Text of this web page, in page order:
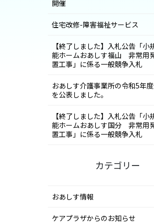
開催
住宅改修-障害福祉サービス
【終了しました】入札公告「小
能ホームおあしす福山 非常用
置工事」に係る一般競争入札
おあしす介護事業所の令和5年
を公表しました。
【終了しました】入札公告「小
能ホームおあしす国分 非常用
置工事」に係る一般競争入札
カテゴリー
おあしす情報
ケアプラザからのお知らせ